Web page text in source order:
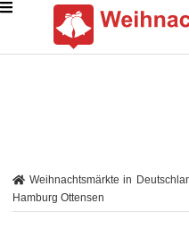
Weihnachtsmärkte in
Hamburg Ottensen